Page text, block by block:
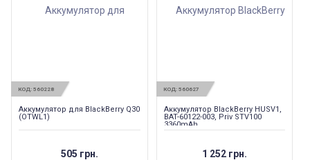
КОД: 560228
Аккумулятор для BlackBerry Q30
(OTWL1)
505 грн.
КОД: 560627
Аккумулятор BlackBerry HUSV1,
BAT-60122-003, Priv STV100
3360mAh
1 252 грн.